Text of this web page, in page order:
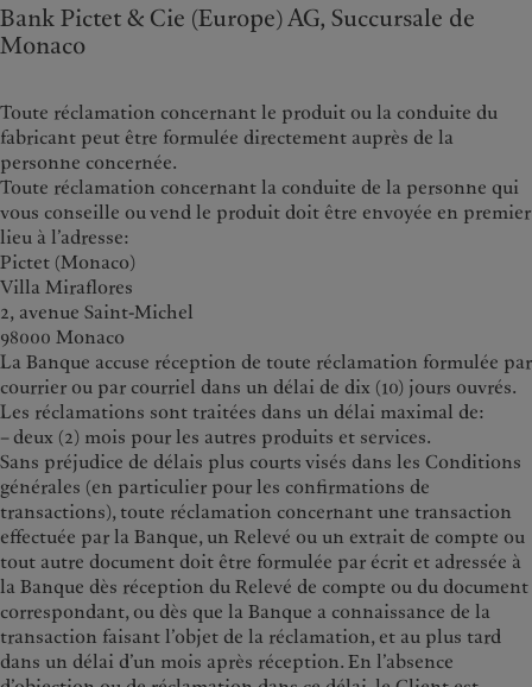
Bank Pictet & Cie (Europe) AG, Succursale de
Monaco
Toute réclamation concernant le produit ou la conduite du
fabricant peut être formulée directement auprès de la
personne concernée.
Toute réclamation concernant la conduite de la personne qui
vous conseille ou vend le produit doit être envoyée en premier
lieu à l’adresse:
Pictet (Monaco)
Villa Miraflores
2, avenue Saint-Michel
98000 Monaco
La Banque accuse réception de toute réclamation formulée par
courrier ou par courriel dans un délai de dix (10) jours ouvrés.
Les réclamations sont traitées dans un délai maximal de:
– deux (2) mois pour les autres produits et services.
Sans préjudice de délais plus courts visés dans les Conditions
générales (en particulier pour les confirmations de
transactions), toute réclamation concernant une transaction
effectuée par la Banque, un Relevé ou un extrait de compte ou
tout autre document doit être formulée par écrit et adressée à
la Banque dès réception du Relevé de compte ou du document
correspondant, ou dès que la Banque a connaissance de la
transaction faisant l’objet de la réclamation, et au plus tard
dans un délai d’un mois après réception. En l’absence